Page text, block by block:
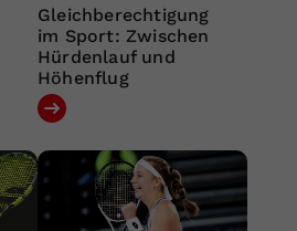
Gleichberechtigung
im Sport: Zwischen
Hürdenlauf und
Höhenflug